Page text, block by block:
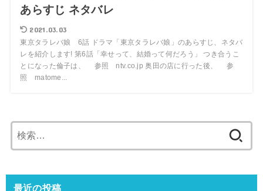
あらすじ ネタバレ
2021.03.03
東京タラレバ娘 6話 ドラマ「東京タラレバ娘」のあらすじ、ネタバ
レを紹介します! 第6話「幸せって、結婚って何だろう」 つき合うこ
とになった倫子は、 参照 ntv.co.jp 奥田の店に行った後、 参
照 matome...
索:
最近の投稿